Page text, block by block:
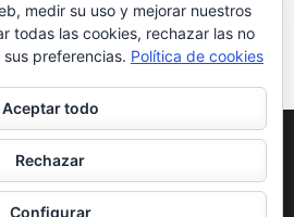
Zone | Desarrollado por
medir su uso y mejorar nuestros
todas las cookies, rechazar las no
preferencias. Política de cookies
Aceptar todo
Rechazar
Configurar